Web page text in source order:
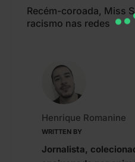
Recém-coroada, Miss
racismo nas redes
WRITTEN BY
Henrique Romanine
Jornalista,